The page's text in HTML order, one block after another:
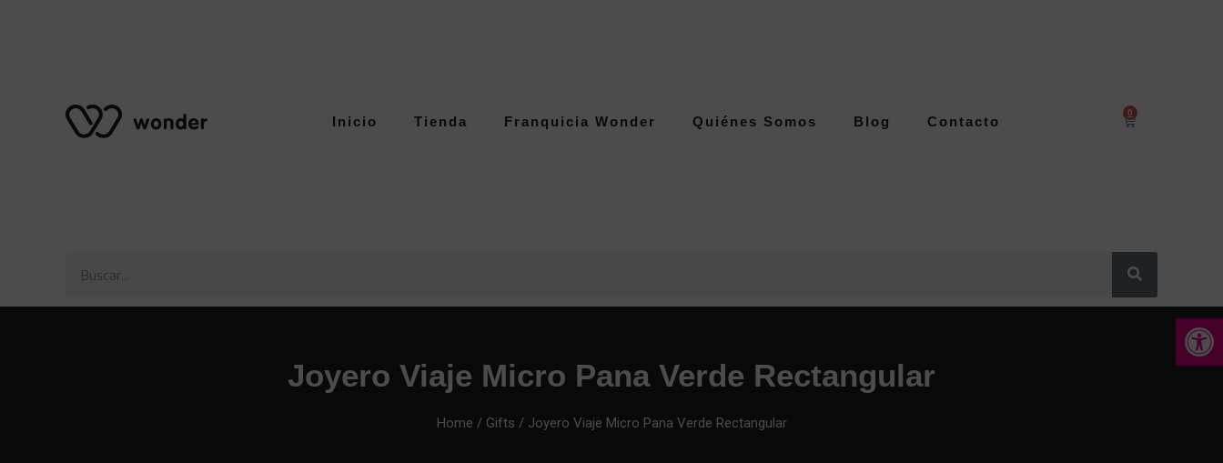
Abrir
Inicio Tienda Franquicia Wonder Quiénes Somos Blog Contacto
0
Joyero Viaje Micro Pana Verde Rectangular
Home / Gifts / Joyero Viaje Micro Pana Verde Rectangular